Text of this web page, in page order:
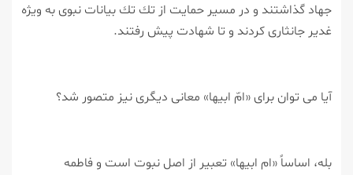
جهاد گذاشتند و در مسیر حمایت از تك تك بیانات نبوی به ویژه
غدیر جانثاری كردند و تا شهادت پیش رفتند.
آیا می توان برای «امّ ابیها» معانی دیگری نیز متصور شد؟
بله، اساساً «ام ابیها» تعبیر از اصل نبوت است و فاطمه